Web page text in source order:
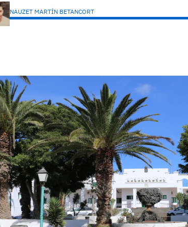
NAUZET MARTÍN BETANCORT